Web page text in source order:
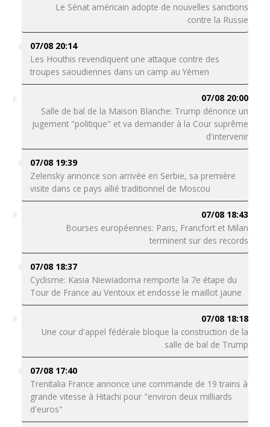
Le Sénat américain adopte de nouvelles sanctions
contre la Russie
07/08 20:14
Les Houthis revendiquent une attaque contre des
troupes saoudiennes dans un camp au Yémen
07/08 20:00
Salle de bal de la Maison Blanche: Trump dénonce un
jugement "politique" et va demander à la Cour suprême
d'intervenir
07/08 19:39
Zelensky annonce son arrivée en Serbie, sa première
visite dans ce pays allié traditionnel de Moscou
07/08 18:43
Bourses européennes: Paris, Francfort et Milan
terminent sur des records
07/08 18:37
Cyclisme: Kasia Niewiadoma remporte la 7e étape du
Tour de France au Ventoux et endosse le maillot jaune
07/08 18:18
Une cour d'appel fédérale bloque la construction de la
salle de bal de Trump
07/08 17:40
Trenitalia France annonce une commande de 19 trains à
grande vitesse à Hitachi pour "environ deux milliards
d'euros"